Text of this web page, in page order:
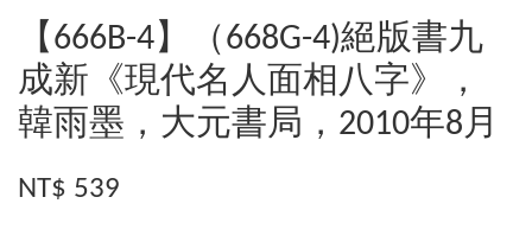
【666B-4】（668G-4)絕版書九
成新《現代名人面相八字》，
韓雨墨，大元書局，2010年8月
NT$ 539